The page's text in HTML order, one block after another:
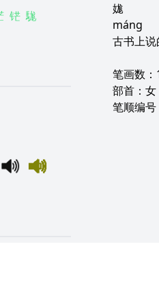
铓 駹
娏
máng
古书上说
笔画数：
部首：女
笔顺编